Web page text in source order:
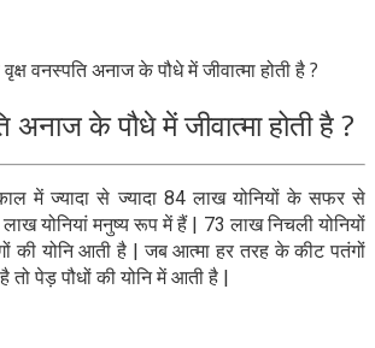
वृक्ष वनस्पति अनाज के पौधे में जीवात्मा होती है ?
अनाज के पौधे में जीवात्मा होती है ?
में ज्यादा से ज्यादा 84 लाख योनियों के सफर से
योनियां मनुष्य रूप में हैं | 73 लाख निचली योनियों
की योनि आती है | जब आत्मा हर तरह के कीट पतंगों
पेड़ पौधों की योनि में आती है |